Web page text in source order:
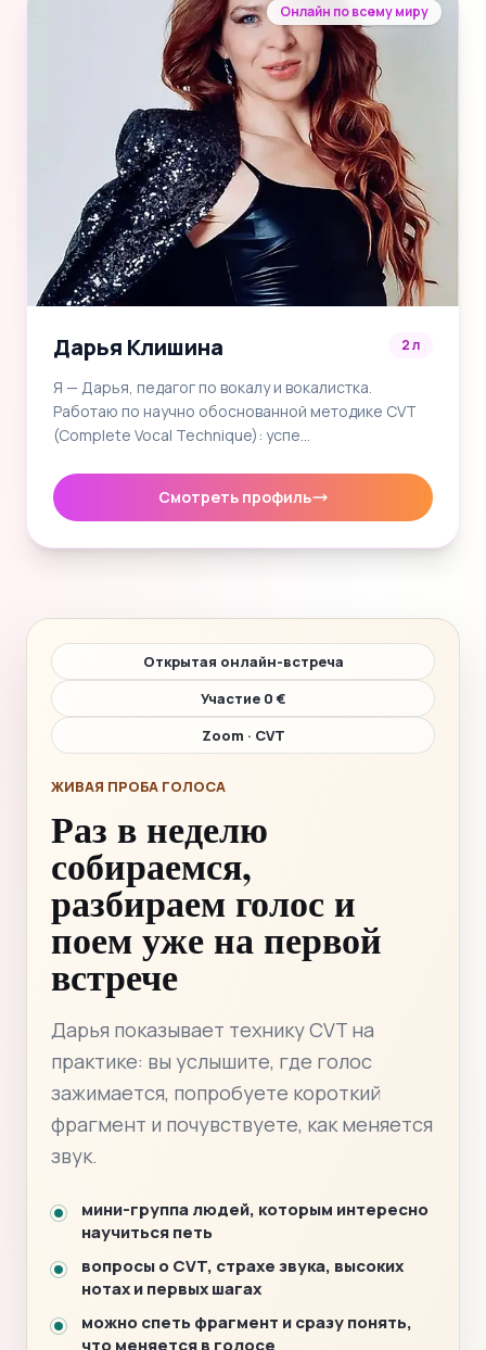
Онлайн по всему миру
Дарья Клишина 2 л
Я — Дарья, педагог по вокалу и вокалистка.
Работаю по научно обоснованной методике CVT
(Complete Vocal Technique): успе…
Смотреть профиль
Открытая онлайн-встреча
Участие 0 €
Zoom · CVT
ЖИВАЯ ПРОБА ГОЛОСА
Раз в неделю
собираемся,
разбираем голос и
поем уже на первой
встрече
Дарья показывает технику CVT на
практике: вы услышите, где голос
зажимается, попробуете короткий
фрагмент и почувствуете, как меняется
звук.
мини-группа людей, которым интересно
научиться петь
вопросы о CVT, страхе звука, высоких
нотах и первых шагах
можно спеть фрагмент и сразу понять,
что меняется в голосе